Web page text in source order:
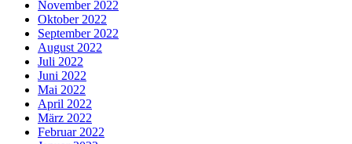
November 2022
Oktober 2022
September 2022
August 2022
Juli 2022
Juni 2022
Mai 2022
April 2022
März 2022
Februar 2022